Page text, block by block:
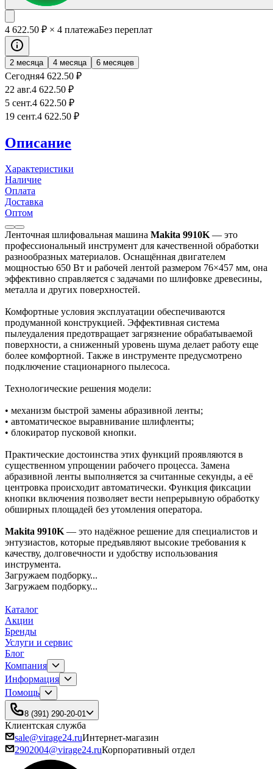
4 622.50 ₽ × 4 платежаБез переплат
2 месяца 4 месяца 6 месяцев
Сегодня4 622.50 ₽
22 авг.4 622.50 ₽
5 сент.4 622.50 ₽
19 сент.4 622.50 ₽
Описание
Характеристики
Наличие
Оплата
Доставка
Оптом
Ленточная шлифовальная машина Makita 9910K — это
профессиональный инструмент для качественной обработки
разнообразных материалов. Оснащённая двигателем
мощностью 650 Вт и рабочей лентой размером 76×457 мм, она
эффективно справляется с задачами по шлифовке древесины,
металла и других поверхностей.
Комфортные условия эксплуатации обеспечиваются
продуманной конструкцией. Эффективная система
пылеудаления предотвращает загрязнение обрабатываемой
поверхности, а сниженный уровень шума делает работу еще
более комфортной. Также в инструменте предусмотрено
подключение стационарного пылесоса.
Технологические решения модели:
• механизм быстрой замены абразивной ленты;
• автоматическое выравнивание шлифленты;
• блокиратор пусковой кнопки.
Практические достоинства этих функций проявляются в
существенном упрощении рабочего процесса. Замена
абразивной ленты выполняется за считанные секунды, а её
центровка происходит автоматически. Функция фиксации
кнопки включения позволяет вести непрерывную обработку
обширных площадей без утомления оператора.
Makita 9910K — это надёжное решение для специалистов и
энтузиастов, которые предъявляют высокие требования к
качеству, долговечности и удобству использования
инструмента.
Загружаем подборку...
Загружаем подборку...
Каталог
Акции
Бренды
Услуги и сервис
Блог
Компания
Информация
Помощь
8 (391) 290-20-01
Клиентская служба
sale@virage24.ruИнтернет-магазин
2902004@virage24.ruКорпоративный отдел